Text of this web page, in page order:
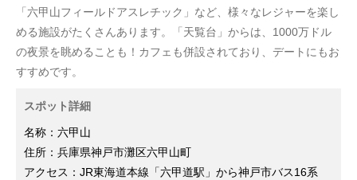
「六甲山フィールドアスレチック」など、様々なレジャーを楽し
める施設がたくさんあります。「天覧台」からは、1000万ドル
の夜景を眺めることも！カフェも併設されており、デートにもお
すすめです。
スポット詳細
名称：六甲山
住所：兵庫県神戸市灘区六甲山町
アクセス：JR東海道本線「六甲道駅」から神戸市バス16系